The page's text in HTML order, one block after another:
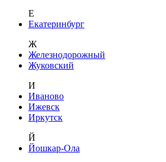
Е
Екатеринбург
Ж
Железнодорожный
Жуковский
И
Иваново
Ижевск
Иркутск
Й
Йошкар-Ола